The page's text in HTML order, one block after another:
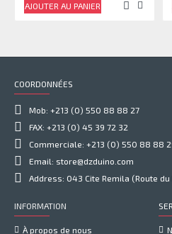
AJOUTER AU PANIER
COORDONNÉES
Mob: +213 (0) 550 88 88 27
FAX: +213 (0) 45 39 72 32
Commerciale: +213 (0) 550 88 88
Email: store@dzduino.com
Address: 043 Cite Remila (Route
INFORMATION
À propos de nous